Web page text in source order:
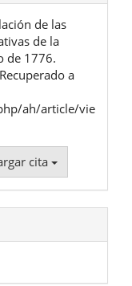
de las
de la
de 1776.
a
ah/article/vie
cita